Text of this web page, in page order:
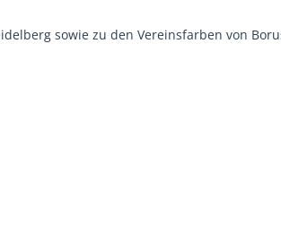
sowie zu den Vereinsfarben von